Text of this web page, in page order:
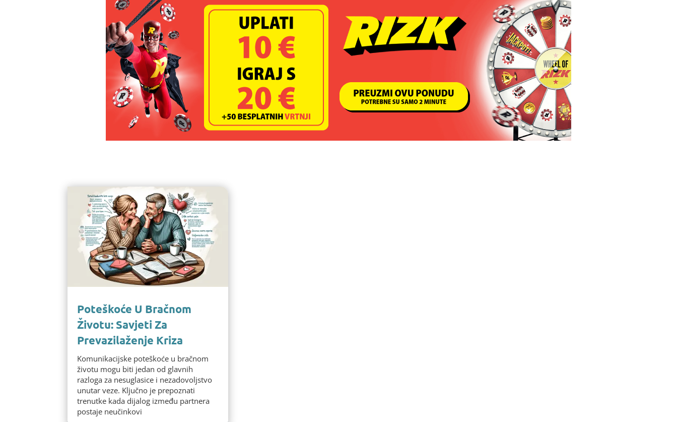
Poteškoće U Bračnom
Životu: Savjeti Za
Prevazilaženje Kriza
Komunikacijske poteškoće u bračnom
životu mogu biti jedan od glavnih
razloga za nesuglasice i nezadovoljstvo
unutar veze. Ključno je prepoznati
trenutke kada dijalog između partnera
postaje neučinkovi